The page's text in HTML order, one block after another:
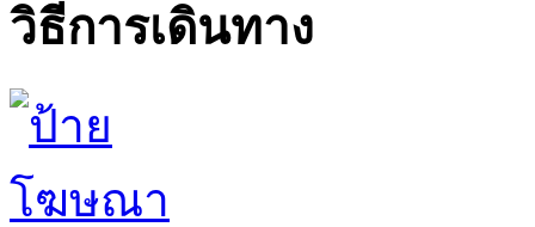
วิธีการเดินทาง